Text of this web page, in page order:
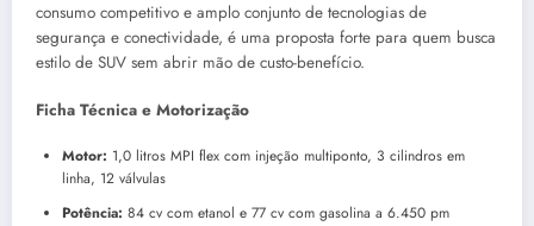
consumo competitivo e amplo conjunto de tecnologias de
segurança e conectividade, é uma proposta forte para quem busca
estilo de SUV sem abrir mão de custo-benefício.
Ficha Técnica e Motorização
Motor: 1,0 litros MPI flex com injeção multiponto, 3 cilindros em
linha, 12 válvulas
Potência: 84 cv com etanol e 77 cv com gasolina a 6.450 pm